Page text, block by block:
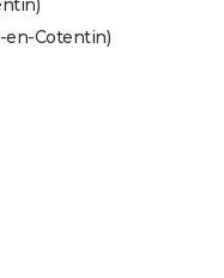
en-Cotentin)